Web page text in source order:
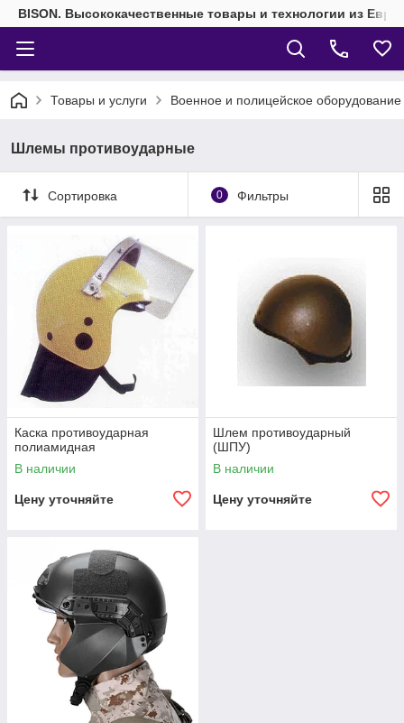
BISON. Высококачественные товары и технологии из
Товары и услуги Военное и полицейское
Шлемы противоударные
Сортировка 0 Фильтры
Каска противоударная
полиамидная
В наличии
Цену уточняйте
Шлем противоударный
(ШПУ)
В наличии
Цену уточняйте